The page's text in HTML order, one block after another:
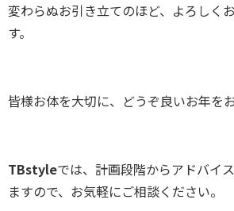
変わらぬお引き立てのほど、よろしく
す。
皆様お体を大切に、どうぞ良いお年を
TBstyleでは、計画段階からアドバイ
ますので、お気軽にご相談ください。